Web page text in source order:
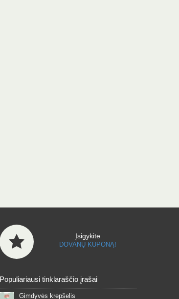
Įsigykite
DOVANŲ KUPONĄ!
Populiariausi tinklaraščio įrašai
Gimdyvės krepšelis